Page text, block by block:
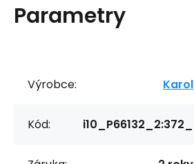
Parametry
Výrobce: Karol
Kód: i10_P66132_2:372_